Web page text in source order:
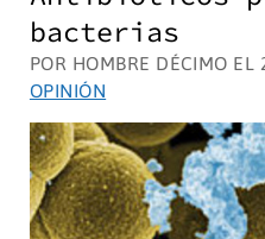
la
en
bacterias
POR HOMBRE DÉCIMO EL
OPINIÓN